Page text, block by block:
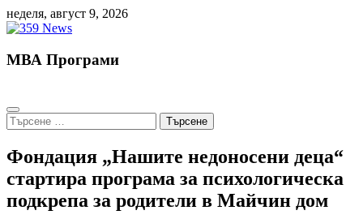
Skip
to
неделя, август 9, 2026
МВА Програми
Търсене
за:
Фондация „Нашите недоносени деца“
стартира програма за психологическа
подкрепа за родители в Майчин дом